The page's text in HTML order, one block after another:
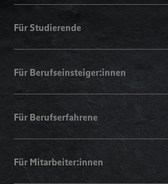
Für Studierende
Für Berufseinsteiger:innen
Für Berufserfahrene
Für Mitarbeiter:innen